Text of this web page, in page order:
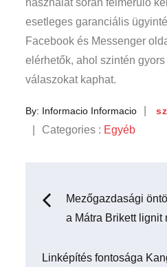
esetleges garanciális
Facebook és Messenger
elérhetők, ahol szintén
válaszokat kaphat.
By: Informacio Informacio
Categories
Categories : Egyéb
Mezőgazdasági
a Mátra Brikett lignit
Linképítés fontosága